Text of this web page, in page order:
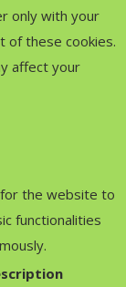
only with your
of these cookies.
affect your
the website to
functionalities